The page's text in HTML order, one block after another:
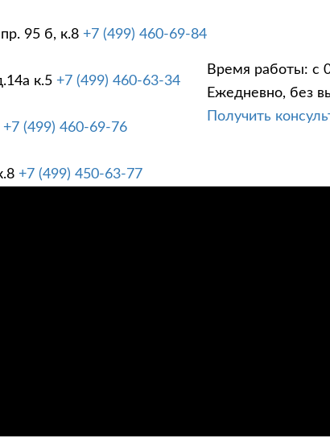
95 б, к.8 +7 (499) 460-69-84
к.5 +7 (499) 460-63-34
+7 (499) 460-69-76
+7 (499) 450-63-77
Время работы: с
Ежедневно, без
Получить